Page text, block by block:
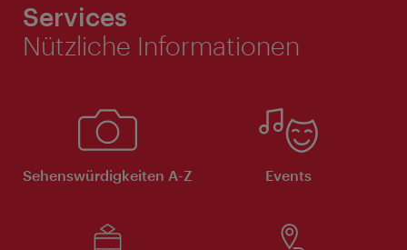
Services
Nützliche Informationen
Sehenswürdigkeiten A-Z Events